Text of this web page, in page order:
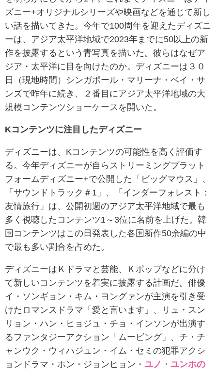
ズニー+オリジナルシリーズや映画などを通じて新し
い話を描いてきた。今年で100周年を迎えたディズニ
ーは、アジア太平洋地域で2023年までに50以上の新
作を披露するという青写真を描いた。彼らはなぜア
ジア・太平洋に目を向けたのか。ディズニーは３０
日（現地時間）シンガポール・マリーナ・ベイ・サ
ンズで昨年に続き、２番目にアジア太平洋地域の大
規模コンテンツショーケースを開いた。
Kコンテンツに注目したディズニー
ディズニーは、Kコンテンツの可能性を高く評価す
る。今年ディズニーが自らストリーミングプラット
フォームディズニー+で公開した「ビッグマウス」、
「サウンドトラック＃1」、「インダーフォレスト：
友情旅行」は、公開初週のアジア太平洋地域で最も
多く視聴したコンテンツ1～3位に名前を上げた。韓
国コンテンツはこの日発表した各国新作50余編の中
で最も多い割合を占めた。
ディズニーはＫドラマと芸能、Ｋポップなどに分け
て新しいコンテンツを着実に披露する計画だ。俳優
イ・ソンギョン・キム・ヨングァンが主演を引き受
けたロマンスドラマ「愛と言います」、リュ・スン
リョン・ハン・ヒョジュ・チョ・インソンが出演す
るファンタジーアクション「ムービング」、チ・チ
ャンウク・ウィハジュン・イム・セミの犯罪アクシ
ョンドラマ・ホン・ジョンヒョン・ ユノ・ユンホの